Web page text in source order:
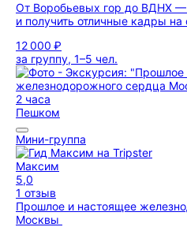
От Воробьевых гор до ВДНХ
и получить отличные кадры
12 000 ₽
за группу, 1–5 чел.
2 часа
Пешком
Мини-группа
Максим
5,0
1 отзыв
Прошлое и настоящее
Москвы